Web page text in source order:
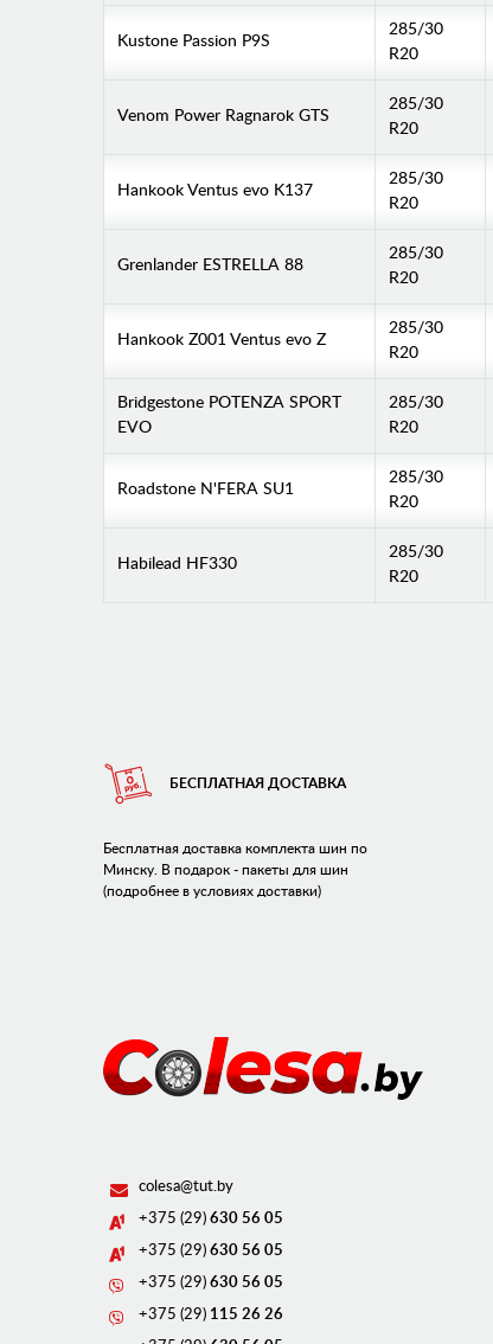
Kustone Passion P9S
285/30
R20
Venom Power Ragnarok GTS
285/30
R20
Hankook Ventus evo K137
285/30
R20
Grenlander ESTRELLA 88
285/30
R20
Hankook Z001 Ventus evo Z
285/30
R20
Bridgestone POTENZA SPORT
EVO
285/30
R20
Roadstone N'FERA SU1
285/30
R20
Habilead HF330
285/30
R20
БЕСПЛАТНАЯ ДОСТАВКА
Бесплатная доставка комплекта шин по
Минску. В подарок - пакеты для шин
(подробнее в условиях доставки)
colesa@tut.by
+375 (29) 630 56 05
+375 (29) 630 56 05
+375 (29) 630 56 05
+375 (29) 115 26 26